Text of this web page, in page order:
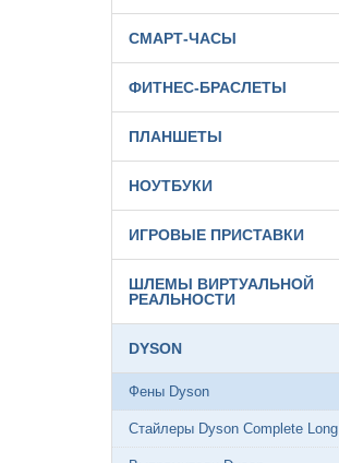
СМАРТ-ЧАСЫ
ФИТНЕС-БРАСЛЕТЫ
ПЛАНШЕТЫ
НОУТБУКИ
ИГРОВЫЕ ПРИСТАВКИ
ШЛЕМЫ ВИРТУАЛЬНОЙ
РЕАЛЬНОСТИ
DYSON
Фены Dyson
Стайлеры Dyson Complete Long